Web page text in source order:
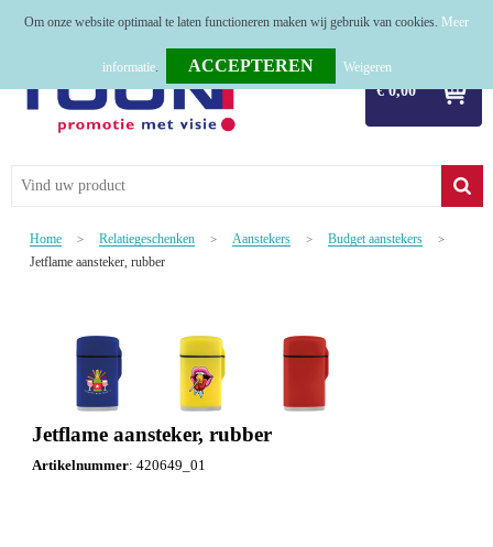
€ 0,00
Relatiegeschenken
Werkkleding
Kerstpakketten
Tastingpakketten
TOP 50
Home > Relatiegeschenken > Aanstekers > Budget aanstekers >
Jetflame aansteker, rubber
Jetflame aansteker, rubber
Artikelnummer: 420649_01
Om onze website optimaal te laten functioneren maken wij gebruik van cookies. Meer
informatie. Weigeren